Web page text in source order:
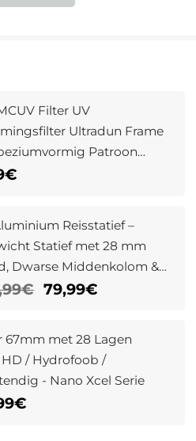
Filter UV
Ultradun Frame
Patroon
Nano Klear
Reisstatief –
Statief met 28 mm
Dwarse Middenkolom &
79,99€
67mm met 28 Lagen
/ Hydrofoob /
- Nano Xcel Serie